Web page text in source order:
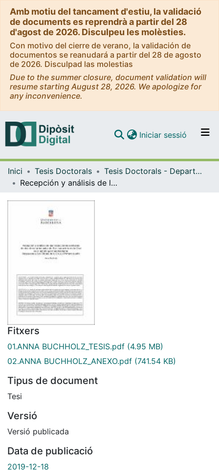
Amb motiu del tancament d'estiu, la validació
de documents es reprendrà a partir del 28
d'agost de 2026. Disculpeu les molèsties.
Con motivo del cierre de verano, la validación de
documentos se reanudará a partir del 28 de agosto
de 2026. Disculpad las molestias
Due to the summer closure, document validation will
resume starting August 28, 2026. We apologize for
any inconvenience.
Navega per tot el DD
Iniciar sessió (current)
Inici Tesis Doctorals
Tesis Doctorals - Departament - Llengües i Literatures Modernes i d'Estudis Anglesos
Recepción y análisis de las traducciones alemanas de dos obras principales de Sor Juana Inés de la Cruz en el ámbito germanohablante: Respuesta a Sor Filotea de la Cruz y Primero sueño
Fitxers
01.ANNA BUCHHOLZ_TESIS.pdf (4.95 MB)
02.ANNA BUCHHOLZ_ANEXO.pdf (741.54 KB)
Tipus de document
Tesi
Versió
Versió publicada
Data de publicació
2019-12-18